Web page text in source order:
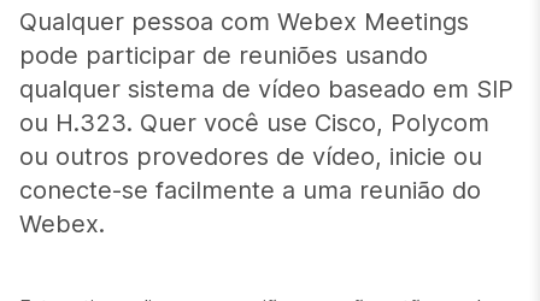
Qualquer pessoa com Webex Meetings
pode participar de reuniões usando
qualquer sistema de vídeo baseado em SIP
ou H.323. Quer você use Cisco, Polycom
ou outros provedores de vídeo, inicie ou
conecte-se facilmente a uma reunião do
Webex.